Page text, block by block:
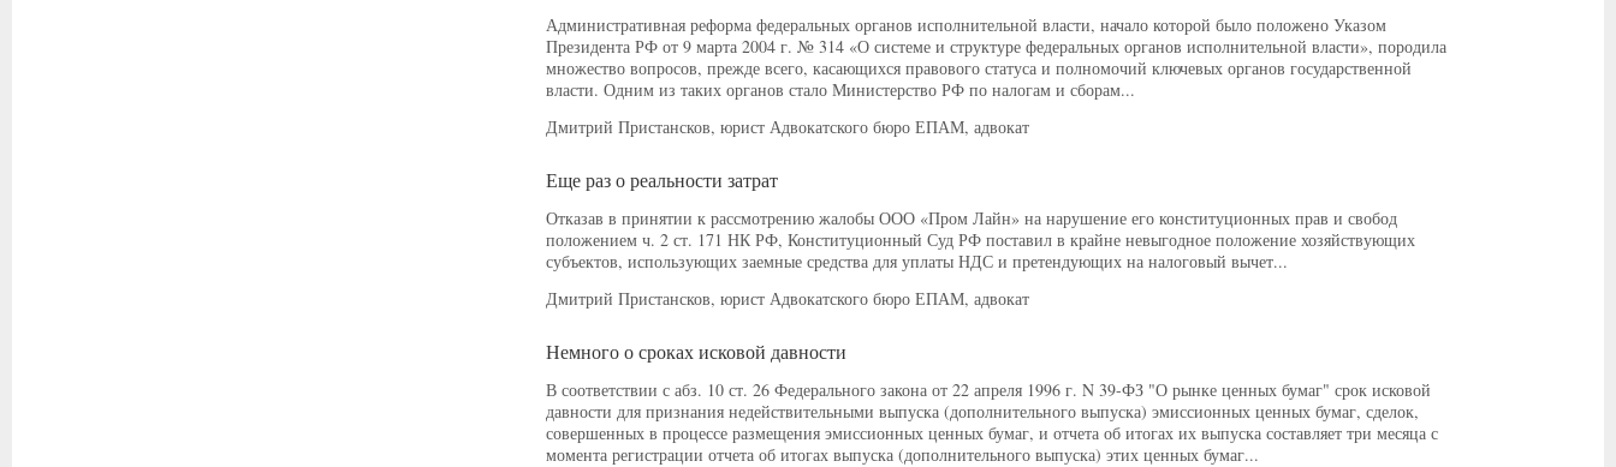
Административная реформа федеральных органов исполнительной власти, начало которой было положено Указом
Президента РФ от 9 марта 2004 г. № 314 «О системе и структуре федеральных органов исполнительной власти», породила
множество вопросов, прежде всего, касающихся правового статуса и полномочий ключевых органов государственной
власти. Одним из таких органов стало Министерство РФ по налогам и сборам...
Дмитрий Пристансков, юрист Адвокатского бюро ЕПАМ, адвокат
Еще раз о реальности затрат
Отказав в принятии к рассмотрению жалобы ООО «Пром Лайн» на нарушение его конституционных прав и свобод
положением ч. 2 ст. 171 НК РФ, Конституционный Суд РФ поставил в крайне невыгодное положение хозяйствующих
субъектов, использующих заемные средства для уплаты НДС и претендующих на налоговый вычет...
Дмитрий Пристансков, юрист Адвокатского бюро ЕПАМ, адвокат
Немного о сроках исковой давности
В соответствии с абз. 10 ст. 26 Федерального закона от 22 апреля 1996 г. N 39-ФЗ "О рынке ценных бумаг" срок исковой
давности для признания недействительными выпуска (дополнительного выпуска) эмиссионных ценных бумаг, сделок,
совершенных в процессе размещения эмиссионных ценных бумаг, и отчета об итогах их выпуска составляет три месяца с
момента регистрации отчета об итогах выпуска (дополнительного выпуска) этих ценных бумаг...